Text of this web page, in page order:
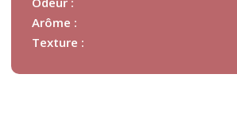
Arôme :
Texture :